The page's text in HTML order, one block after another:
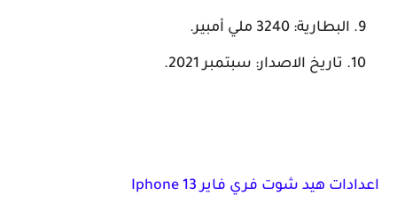
البطارية: 3240 ملي أمبير.
تاريخ الاصدار: سبتمبر 2021.
اعدادات هيد شوت فري فاير Iphone 13